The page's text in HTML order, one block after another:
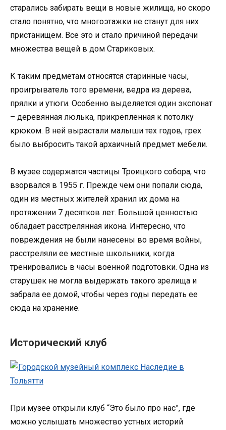
старались забирать вещи в новые жилища, но скоро
стало понятно, что многоэтажки не станут для них
пристанищем. Все это и стало причиной передачи
множества вещей в дом Стариковых.
К таким предметам относятся старинные часы,
проигрыватель того времени, ведра из дерева,
прялки и утюги. Особенно выделяется один экспонат
– деревянная люлька, прикрепленная к потолку
крюком. В ней вырастали малыши тех годов, грех
было выбросить такой архаичный предмет мебели.
В музее содержатся частицы Троицкого собора, что
взорвался в 1955 г. Прежде чем они попали сюда,
один из местных жителей хранил их дома на
протяжении 7 десятков лет. Большой ценностью
обладает расстрелянная икона. Интересно, что
повреждения не были нанесены во время войны,
расстреляли ее местные школьники, когда
тренировались в часы военной подготовки. Одна из
старушек не могла выдержать такого зрелища и
забрала ее домой, чтобы через годы передать ее
сюда на хранение.
Исторический клуб
При музее открыли клуб “Это было про нас”, где
можно услышать множество устных историй